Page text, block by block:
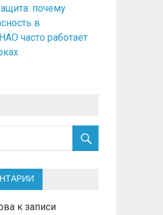
почему
в
часто работает
к записи